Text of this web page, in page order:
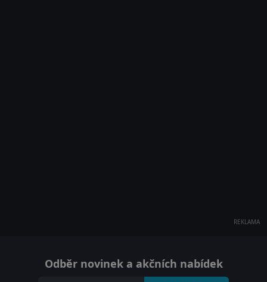
REKLAMA
Odběr novinek a akčních nabídek